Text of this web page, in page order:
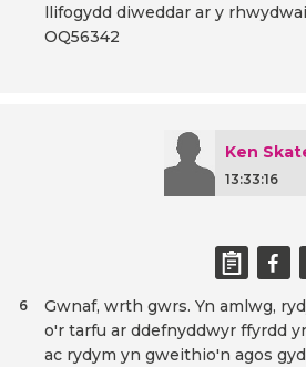
llifogydd diweddar ar y
OQ56342
Ken
13:33:16
Gwnaf, wrth gwrs. Yn amlwg,
o'r tarfu ar ddefnyddwyr ffyrdd
ac rydym yn gweithio'n agos
6